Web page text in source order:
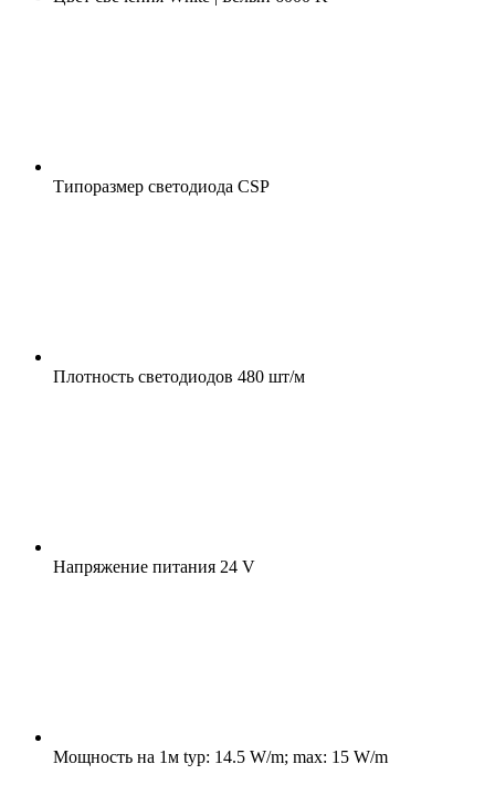
Типоразмер светодиода CSP
Плотность светодиодов 480 шт/м
Напряжение питания 24 V
Мощность на 1м typ: 14.5 W/m; max: 15 W/m